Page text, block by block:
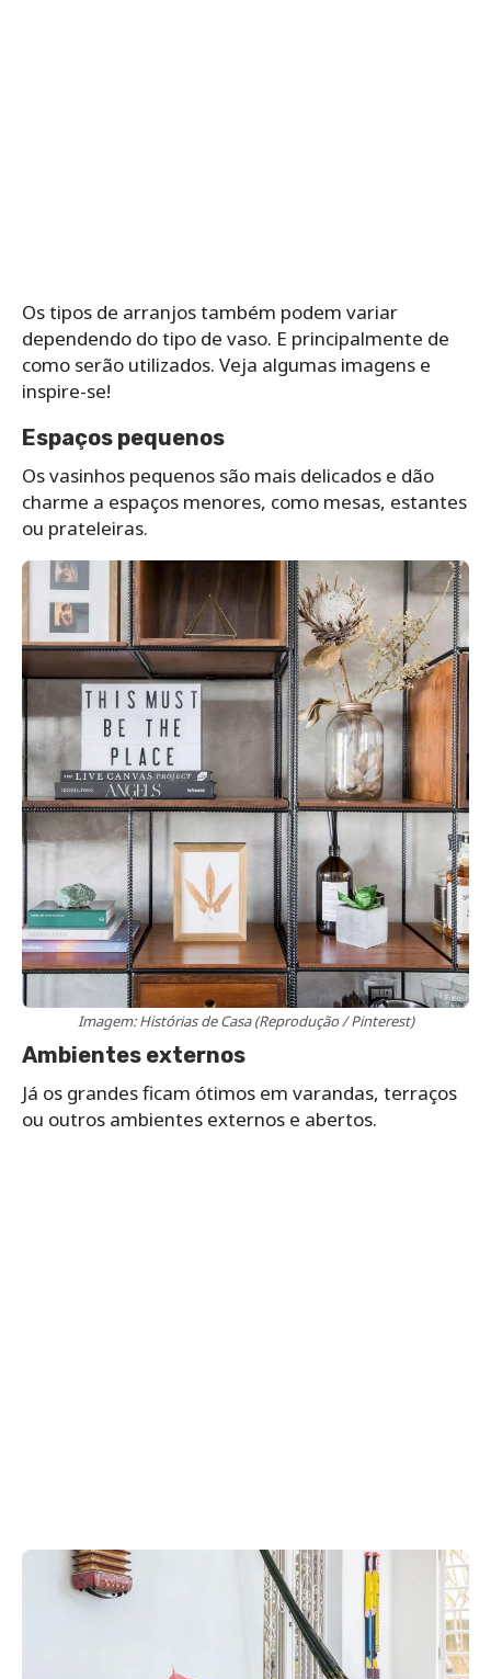
Os tipos de arranjos também podem variar
dependendo do tipo de vaso. E principalmente de
como serão utilizados. Veja algumas imagens e
inspire-se!
Espaços pequenos
Os vasinhos pequenos são mais delicados e dão
charme a espaços menores, como mesas, estantes
ou prateleiras.
Imagem: Histórias de Casa (Reprodução / Pinterest)
Ambientes externos
Já os grandes ficam ótimos em varandas, terraços
ou outros ambientes externos e abertos.